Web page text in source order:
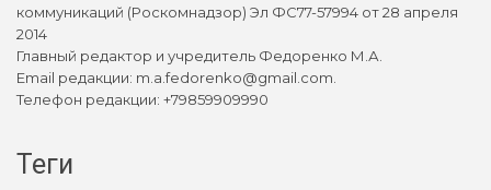
коммуникаций (Роскомнадзор) Эл ФС77-57994 от 28 апреля
2014
Главный редактор и учредитель Федоренко М.А.
Email редакции: m.a.fedorenko@gmail.com.
Телефон редакции: +79859909990
Теги